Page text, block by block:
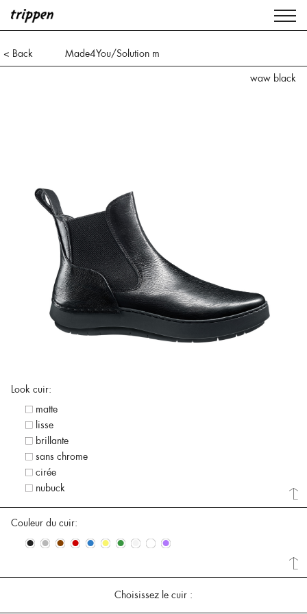
< Back
Made4You/Solution m
waw black
Look cuir:
matte
lisse
brillante
sans chrome
cirée
nubuck
Couleur du cuir:
• • • • • • • • • •
Choisissez le cuir :